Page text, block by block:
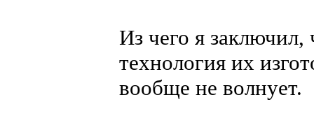
Из чего я
технология их
вообще не волнует.